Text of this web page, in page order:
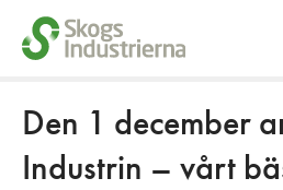
Den 1 december
Industrin – vårt